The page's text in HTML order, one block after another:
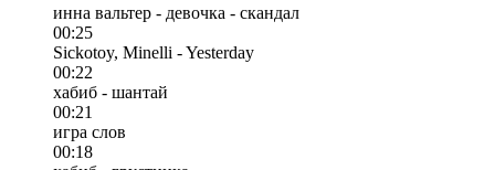
инна вальтер - девочка - скандал
00:25
Sickotoy, Minelli - Yesterday
00:22
хабиб - шантай
00:21
игра слов
00:18